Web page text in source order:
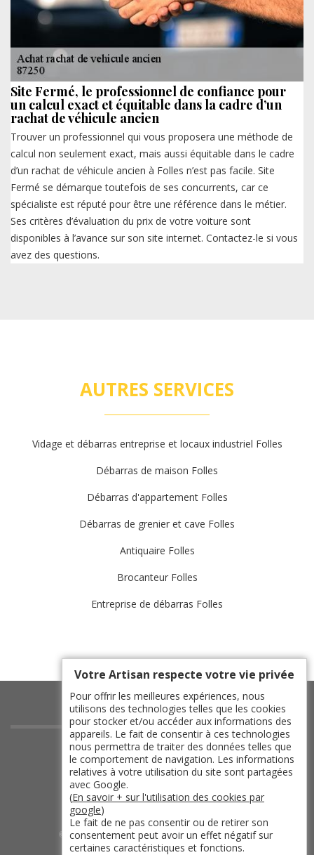
Site Fermé, le professionnel de confiance pour
un calcul exact et équitable dans la cadre d’un
rachat de véhicule ancien
Trouver un professionnel qui vous proposera une méthode de
calcul non seulement exact, mais aussi équitable dans le cadre
d’un rachat de véhicule ancien à Folles n’est pas facile. Site
Fermé se démarque toutefois de ses concurrents, car ce
spécialiste est réputé pour être une référence dans le métier.
Ses critères d’évaluation du prix de votre voiture sont
disponibles à l’avance sur son site internet. Contactez-le si vous
avez des questions.
AUTRES SERVICES
Vidage et débarras entreprise et locaux industriel Folles
Débarras de maison Folles
Débarras d'appartement Folles
Débarras de grenier et cave Folles
Antiquaire Folles
Brocanteur Folles
Entreprise de débarras Folles
indisponible
indisponible
indisponible
©2019 - 2026 TOUT DROIT RÉSERVÉ -
MENTIONS LÉGALES
Votre Artisan respecte votre vie privée
Pour offrir les meilleures expériences, nous
utilisons des technologies telles que les cookies
pour stocker et/ou accéder aux informations des
appareils. Le fait de consentir à ces technologies
nous permettra de traiter des données telles que
le comportement de navigation. Les informations
relatives à votre utilisation du site sont partagées
avec Google.
(En savoir + sur l'utilisation des cookies par
google)
Le fait de ne pas consentir ou de retirer son
consentement peut avoir un effet négatif sur
certaines caractéristiques et fonctions.